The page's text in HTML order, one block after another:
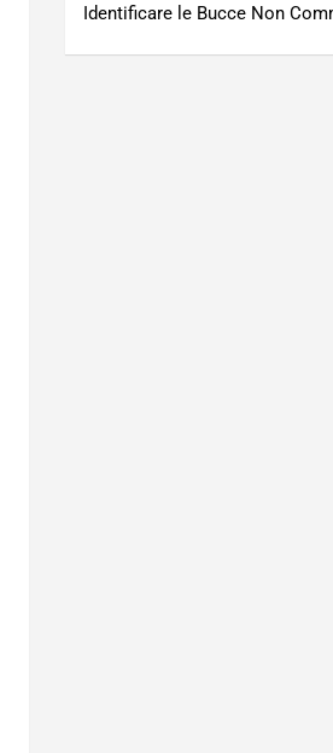
Identificare le Bucce Non